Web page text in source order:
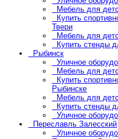
Мебель для
Купить
Твери
Мебель для
Купить стенды
Рыбинск
Уличное
Мебель для
Купить
Рыбинске
Мебель для
Купить стенды
Уличное
Переславль Залесский
Уличное